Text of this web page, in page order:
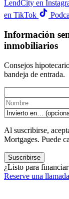
LendCity en
en TikTok
Información
inmobiliarios
Consejos
bandeja de entrada.
Al suscribirse,
Mortgages. Puede
Suscribirse
¿Listo para
Reserve una